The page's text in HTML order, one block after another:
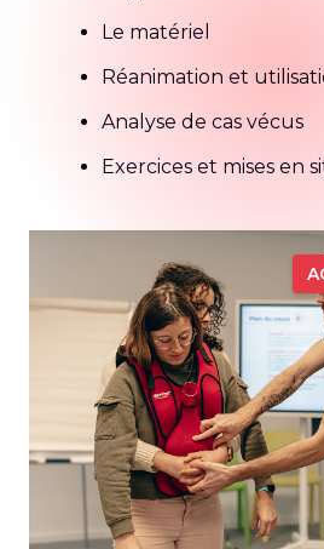
Le matériel
Réanimation et
Analyse de cas vécus
Exercices et mises en